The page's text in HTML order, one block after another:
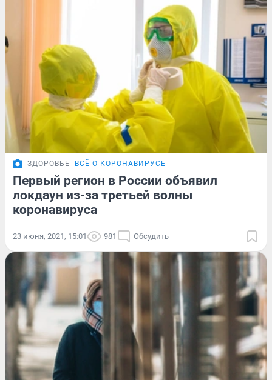
ЗДОРОВЬЕ ВСЁ О КОРОНАВИРУСЕ
Первый регион в России объявил
локдаун из-за третьей волны
коронавируса
23 июня, 2021, 15:01 981 Обсудить